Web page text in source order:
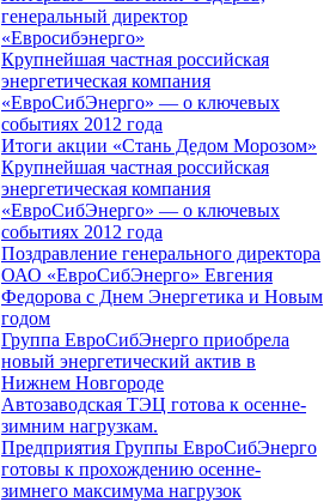
генеральный директор
«Евросибэнерго»
Крупнейшая частная российская
энергетическая компания
«ЕвроСибЭнерго» — о ключевых
событиях 2012 года
Итоги акции «Стань Дедом Морозом»
Крупнейшая частная российская
энергетическая компания
«ЕвроСибЭнерго» — о ключевых
событиях 2012 года
Поздравление генерального директора
ОАО «ЕвроСибЭнерго» Евгения
Федорова с Днем Энергетика и Новым
годом
Группа ЕвроСибЭнерго приобрела
новый энергетический актив в
Нижнем Новгороде
Автозаводская ТЭЦ готова к осенне-
зимним нагрузкам.
Предприятия Группы ЕвроСибЭнерго
готовы к прохождению осенне-
зимнего максимума нагрузок